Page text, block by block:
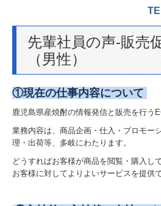
卸売業
運送業
その他
取扱商品
新商品
先輩社員の声-販売
（男性）
①現在の仕事内容について
鹿児島県産焼酎の情報発信と販売を行う
業務内容は、商品企画・仕入・プロモー
理・出荷等、多岐にわたります。
どうすればお客様が商品を閲覧・購入し
お客様に対してよりよいサービスを提供